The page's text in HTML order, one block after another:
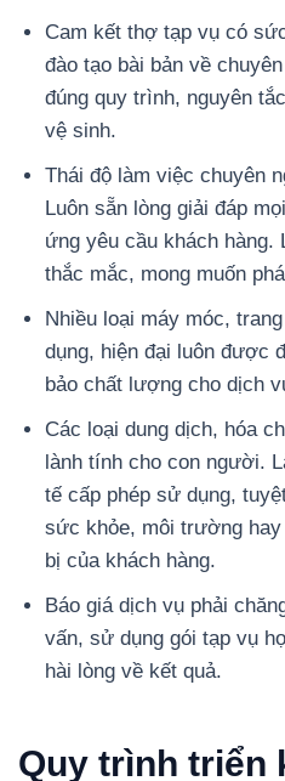
Cam kết thợ tạp vụ có
đào tạo bài bản về
đúng quy trình, nguyên
vệ sinh.
Thái độ làm việc chuyên
Luôn sẵn lòng giải đáp
ứng yêu cầu khách hàng.
thắc mắc, mong muốn
Nhiều loại máy móc,
dụng, hiện đại luôn được
bảo chất lượng cho dịch
Các loại dung dịch, hóa
lành tính cho con người.
tế cấp phép sử dụng,
sức khỏe, môi trường
bị của khách hàng.
Báo giá dịch vụ phải
vấn, sử dụng gói tạp vụ
hài lòng về kết quả.
Quy trình triển